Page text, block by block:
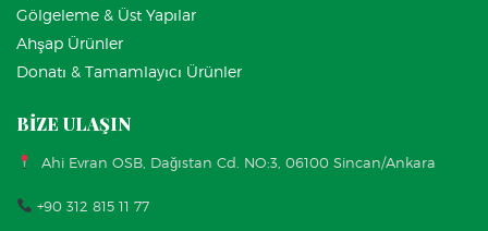
Gölgeleme & Üst Yapılar
Ahşap Ürünler
Donatı & Tamamlayıcı Ürünler
BİZE ULAŞIN
Ahi Evran OSB, Dağıstan Cd. NO:3, 06100 Sincan/Ankara
+90 312 815 11 77